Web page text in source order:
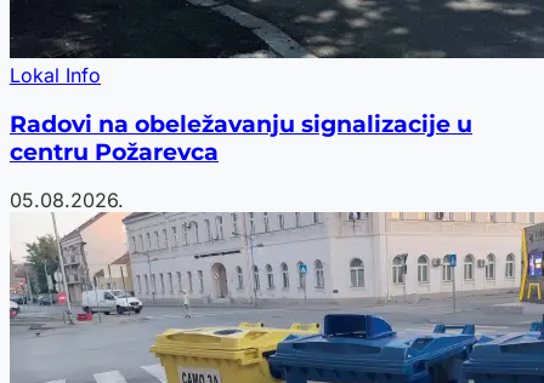
Lokal Info
Radovi na obeležavanju signalizacije u
centru Požarevca
05.08.2026.